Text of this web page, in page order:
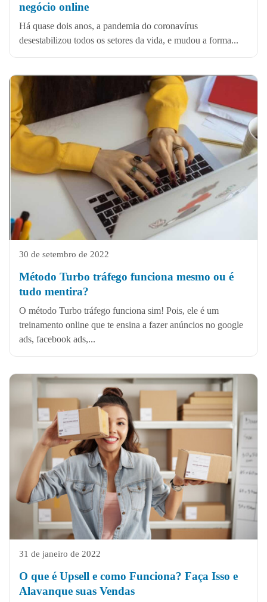
negócio online
Há quase dois anos, a pandemia do coronavírus
desestabilizou todos os setores da vida, e mudou a forma...
30 de setembro de 2022
Método Turbo tráfego funciona mesmo ou é
tudo mentira?
O método Turbo tráfego funciona sim! Pois, ele é um
treinamento online que te ensina a fazer anúncios no google
ads, facebook ads,...
31 de janeiro de 2022
O que é Upsell e como Funciona? Faça Isso e
Alavanque suas Vendas